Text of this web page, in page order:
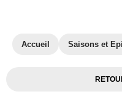
Accueil Saisons et